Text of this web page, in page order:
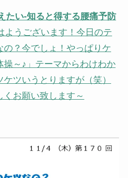
たい-知ると得する腰痛予防
ようございます！今日のテ
の？今でしょ！やっぱりケ
操～♪」テーマからわけわか
ツいうとりますが（笑）
お願い致します～